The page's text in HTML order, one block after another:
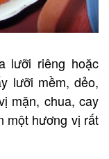
lưỡi riêng hoặc
lưỡi mềm, dẻo,
mặn, chua, cay
một hương vị rất